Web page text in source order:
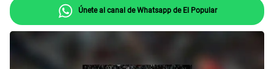
Únete al canal de Whatsapp de El Popular